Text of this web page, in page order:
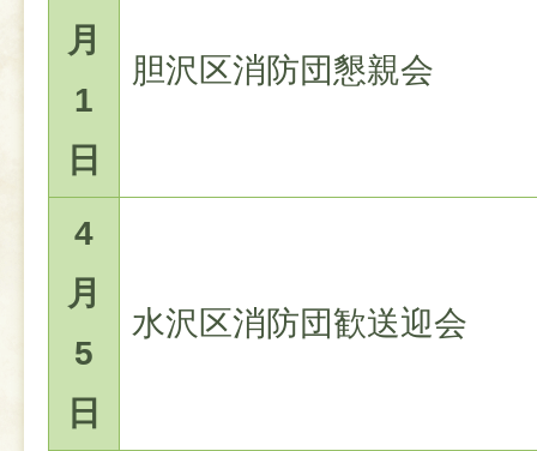
月
1
日
胆沢区消防団懇親会
4
月
5
日
水沢区消防団歓送迎会